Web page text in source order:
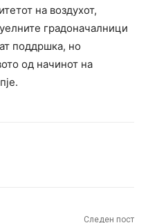
на воздухот,
градоначалници
поддршка, но
од начинот на
Следен пост